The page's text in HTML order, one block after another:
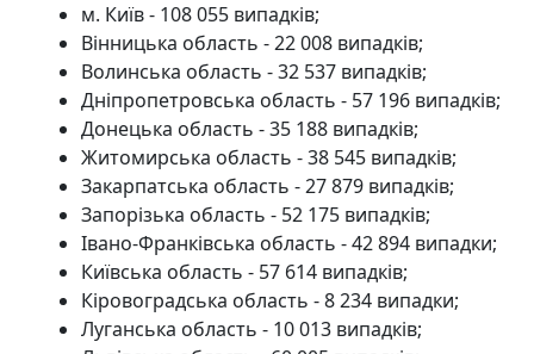
м. Київ - 108 055 випадків;
Вінницька область - 22 008 випадків;
Волинська область - 32 537 випадків;
Дніпропетровська область - 57 196 випадків;
Донецька область - 35 188 випадків;
Житомирська область - 38 545 випадків;
Закарпатська область - 27 879 випадків;
Запорізька область - 52 175 випадків;
Івано-Франківська область - 42 894 випадки;
Київська область - 57 614 випадків;
Кіровоградська область - 8 234 випадки;
Луганська область - 10 013 випадків;